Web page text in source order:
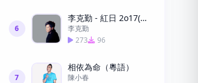
6
李克勤 - 紅日 2o17(粵語)鈴聲免費
李克勤
273
96
7
相依為命（粵語）
陳小春